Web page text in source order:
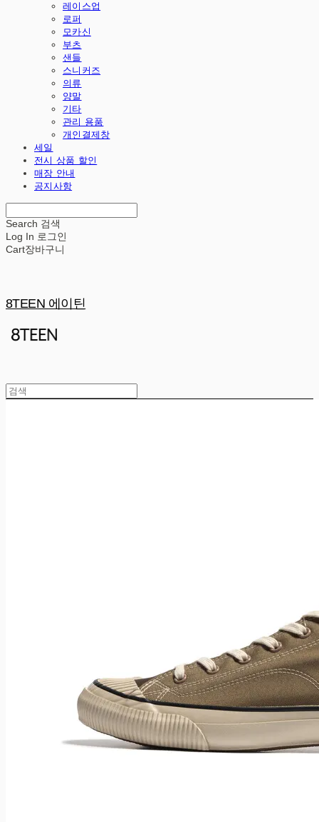
레이스업
로퍼
모카신
부츠
샌들
스니커즈
의류
양말
기타
관리 용품
개인결제창
세일
전시 상품 할인
매장 안내
공지사항
Search 검색
Log In 로그인
Cart장바구니
8TEEN 에이틴